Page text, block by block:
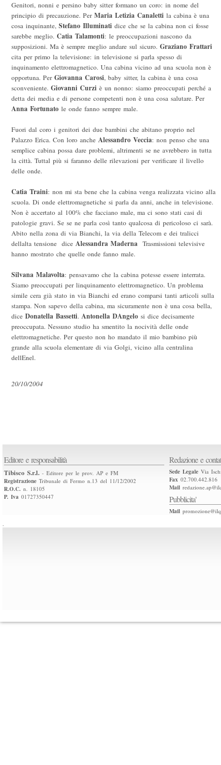
Genitori, nonni e persino baby sitter formano un coro: in nome del
principio di precauzione. Per Maria Letizia Canaletti la cabina è una
cosa inquinante, Stefano Illuminati dice che se la cabina non ci fosse
sarebbe meglio. Catia Talamonti: le preoccupazioni nascono da
supposizioni. Ma è sempre meglio andare sul sicuro. Graziano Frattari
cita per primo la televisione: in televisione si parla spesso di
inquinamento elettromagnetico. Una cabina vicino ad una scuola non è
opportuna. Per Giovanna Carosi, baby sitter, la cabina è una cosa
sconveniente. Giovanni Curzi è un nonno: siamo preoccupati perché a
detta dei media e di persone competenti non è una cosa salutare. Per
Anna Fortunato le onde fanno sempre male.
Fuori dal coro i genitori dei due bambini che abitano proprio nel
Palazzo Erica. Con loro anche Alessandro Veccia: non penso che una
semplice cabina possa dare problemi, altrimenti se ne avrebbero in tutta
la città. Tuttal più si faranno delle rilevazioni per verificare il livello
delle onde.
Catia Traini: non mi sta bene che la cabina venga realizzata vicino alla
scuola. Di onde elettromagnetiche si parla da anni, anche in televisione.
Non è accertato al 100% che facciano male, ma ci sono stati casi di
patologie gravi. Se se ne parla così tanto qualcosa di pericoloso ci sarà.
Abito nella zona di via Bianchi, la via della Telecom e dei tralicci
dellalta tensione  dice Alessandra Maderna  Trasmissioni televisive
hanno mostrato che quelle onde fanno male.
Silvana Malavolta: pensavamo che la cabina potesse essere interrata.
Siamo preoccupati per linquinamento elettromagnetico. Un problema
simile cera già stato in via Bianchi ed erano comparsi tanti articoli sulla
stampa. Non sapevo della cabina, ma sicuramente non è una cosa bella,
dice Donatella Bassetti. Antonella DAngelo si dice decisamente
preoccupata. Nessuno studio ha smentito la nocività delle onde
elettromagnetiche. Per questo non ho mandato il mio bambino più
grande alla scuola elementare di via Golgi, vicino alla centralina
dellEnel.
20/10/2004
Editore e responsabilità
Tibisco S.r.l. - Editore per le prov. AP e FM
Registrazione Tribunale di Fermo n.13 del 11/12/2002
R.O.C. n. 18105
P. Iva 01727350447
Redazione e
Sede Legale Via
Fax 02.700.442.816
Mail
Pubblicita'
Mail
.